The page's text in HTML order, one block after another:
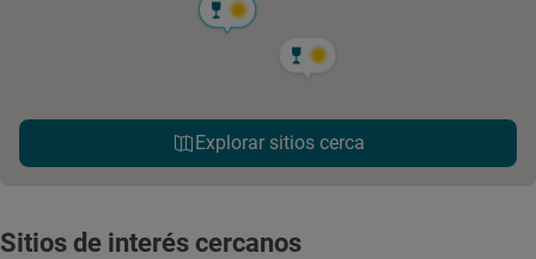
Explorar sitios cerca
Sitios de interés cercanos